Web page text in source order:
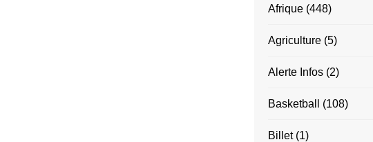
Afrique (448)
Agriculture (5)
Alerte Infos (2)
Basketball (108)
Billet(1)